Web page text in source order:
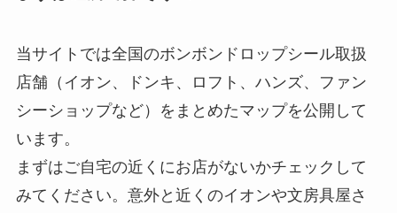
当サイトでは全国のボンボンドロップシール取扱
店舗（イオン、ドンキ、ロフト、ハンズ、ファン
シーショップなど）をまとめたマップを公開して
います。
まずはご自宅の近くにお店がないかチェックして
みてください。意外と近くのイオンや文房具屋さ